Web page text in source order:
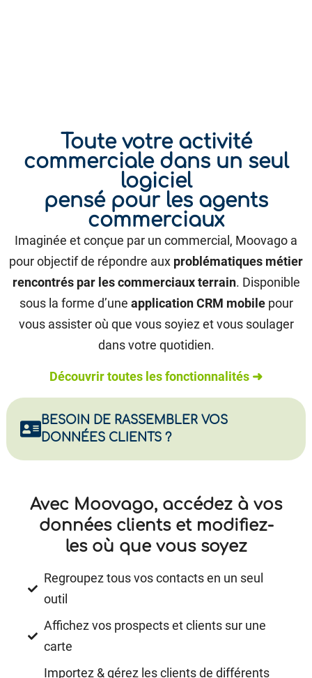
Toute votre activité
commerciale dans un seul
logiciel
pensé pour les agents
commerciaux
Imaginée et conçue par un commercial, Moovago a
pour objectif de répondre aux problématiques métier
rencontrés par les commerciaux terrain. Disponible
sous la forme d’une application CRM mobilepour
vous assister où que vous soyiez et vous soulager
dans votre quotidien.
Découvrir toutes les fonctionnalités ➜
BESOIN DE RASSEMBLER VOS
DONNÉES CLIENTS ?
Avec Moovago, accédez à vos
données clients et modifiez-
les où que vous soyez
Regroupez tous vos contacts en un seul
outil
Affichez vos prospects et clients sur une
carte
Importez & gérez les clients de différents